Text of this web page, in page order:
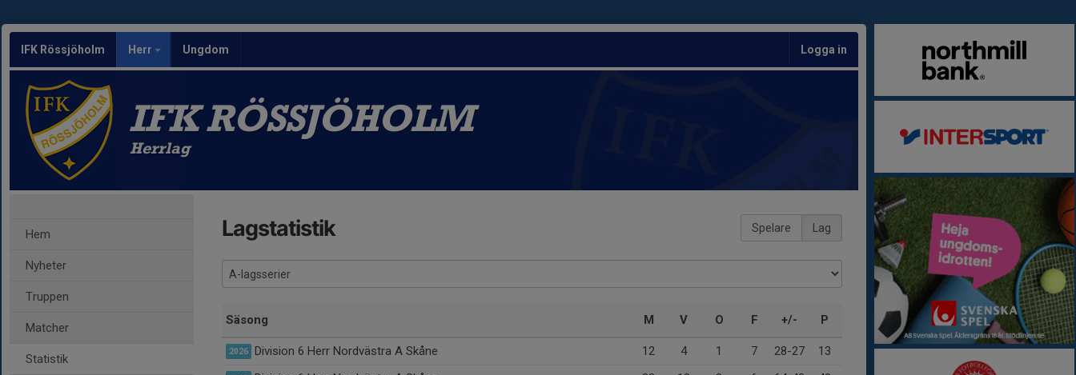
IFK Rössjöholm Herr Ungdom Logga in
IFK RÖSSJÖHOLM
Herrlag
Hem
Nyheter
Truppen
Matcher
Statistik
Spelare Lag
Lagstatistik
Säsong M V O F +/- P
2026 Division 6 Herr Nordvästra A Skåne 12 4 1 7 28-27 13